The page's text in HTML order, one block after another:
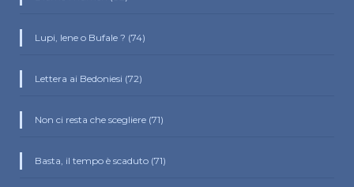
Lupi, Iene o Bufale ? (74)
Lettera ai Bedoniesi (72)
Non ci resta che scegliere (71)
Basta, il tempo è scaduto (71)